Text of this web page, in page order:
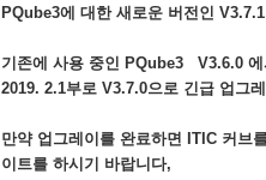
PQube3에 대한 새로운 버전인
기존에 사용 중인 PQube3 V3.6.0 에
2019. 2.1부로 V3.7.0으로 긴급 업그
만약 업그레이를 완료하면 ITIC 커브
이트를 하시기 바랍니다,